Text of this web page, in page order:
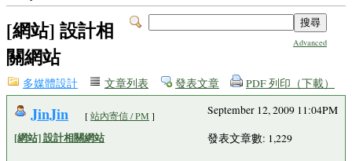
Advanced
[網站] 設計相
關網站
多媒體設計 文章列表 發表文章 PDF 列印（下載）
JinJin [站內寄信 / PM ]
[網站] 設計相關網站
September 12, 2009 11:04PM
發表文章數: 1,229